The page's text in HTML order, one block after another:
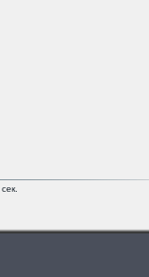
сек.